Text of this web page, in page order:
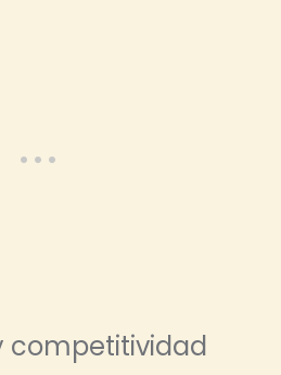
competitividad